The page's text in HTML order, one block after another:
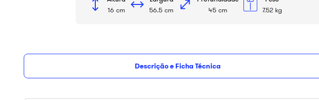
16 cm
56.5 cm
45 cm
7.52 kg
Descrição e Ficha Técnica